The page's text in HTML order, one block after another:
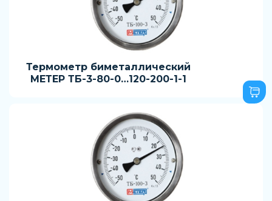
Термометр биметаллический
МЕТЕР ТБ-3-80-0…120-200-1-1